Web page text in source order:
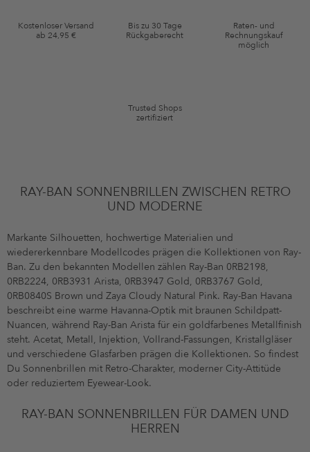
Gutscheinkonditionen
*Gutschein ab Anmeldung 60 Tage einmalig anwendbar. Nicht gültig auf
Kostenloser Versand
ab 24,95 €
Bis zu 30 Tage
Rückgaberecht
Raten- und
Rechnungskauf
möglich
Trusted Shops
zertifiziert
RAY-BAN SONNENBRILLEN ZWISCHEN RETRO
UND MODERNE
Markante Silhouetten, hochwertige Materialien und
wiedererkennbare Modellcodes prägen die Kollektionen von Ray-
Ban. Zu den bekannten Modellen zählen Ray-Ban 0RB2198,
0RB2224, 0RB3931 Arista, 0RB3947 Gold, 0RB3767 Gold,
0RB0840S Brown und Zaya Cloudy Natural Pink. Ray-Ban Havana
beschreibt eine warme Havanna-Optik mit braunen Schildpatt-
Nuancen, während Ray-Ban Arista für ein goldfarbenes Metallfinish
steht. Acetat, Metall, Injektion, Vollrand-Fassungen, Kristallgläser
und verschiedene Glasfarben prägen die Kollektionen. So findest
Du Sonnenbrillen mit Retro-Charakter, moderner City-Attitüde
oder reduziertem Eyewear-Look.
RAY-BAN SONNENBRILLEN FÜR DAMEN UND
HERREN